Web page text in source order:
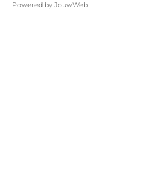
Powered by JouwWeb